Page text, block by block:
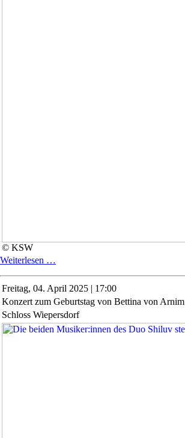
© KSW
Weiterlesen …
das
Ländchen
Bärwalde
Freitag, 04. April 2025 | 17:00
Konzert zum Geburtstag von Bettina von Arnim
Schloss Wiepersdorf